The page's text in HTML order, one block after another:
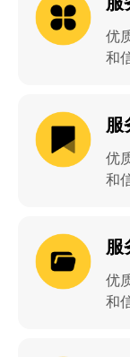
优
和
服
优
和
服
优
和